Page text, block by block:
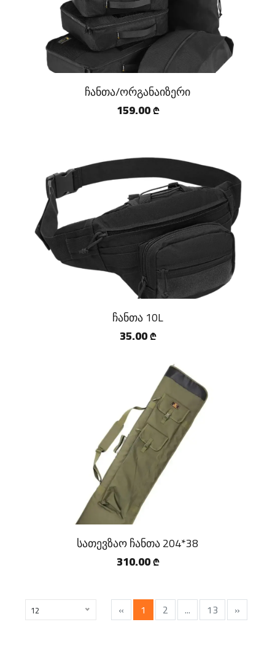
ჩანთა/ორგანაიზერი
159.00 ₾
ჩანთა 10L
35.00 ₾
სათევზაო ჩანთა 204*38
310.00 ₾
12 « 1 2 ... 13 »